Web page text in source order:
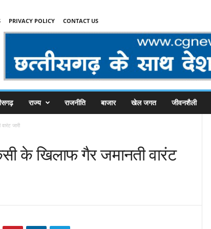
PRIVACY POLICY CONTACT US
राज्य राजनीति बाजार खेल जगत जीवनशैली
जारी
के खिलाफ गैर जमानती वारंट